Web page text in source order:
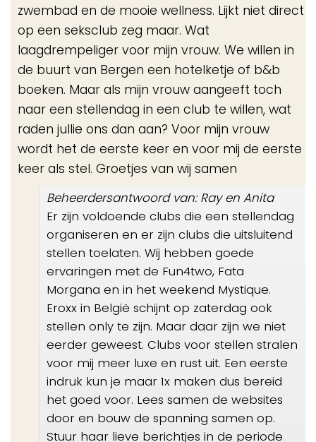
zwembad en de mooie wellness. Lijkt niet direct
op een seksclub zeg maar. Wat
laagdrempeliger voor mijn vrouw. We willen in
de buurt van Bergen een hotelketje of b&b
boeken. Maar als mijn vrouw aangeeft toch
naar een stellendag in een club te willen, wat
raden jullie ons dan aan? Voor mijn vrouw
wordt het de eerste keer en voor mij de eerste
keer als stel. Groetjes van wij samen
Beheerdersantwoord van: Ray en Anita
Er zijn voldoende clubs die een stellendag
organiseren en er zijn clubs die uitsluitend
stellen toelaten. Wij hebben goede
ervaringen met de Fun4two, Fata
Morgana en in het weekend Mystique.
Eroxx in België schijnt op zaterdag ook
stellen only te zijn. Maar daar zijn we niet
eerder geweest. Clubs voor stellen stralen
voor mij meer luxe en rust uit. Een eerste
indruk kun je maar 1x maken dus bereid
het goed voor. Lees samen de websites
door en bouw de spanning samen op.
Stuur haar lieve berichtjes in de periode